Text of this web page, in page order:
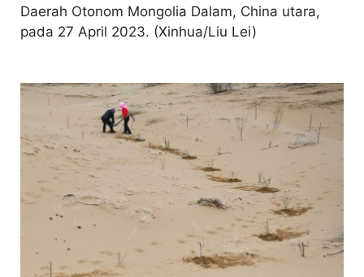
Daerah Otonom Mongolia Dalam, China utara,
pada 27 April 2023. (Xinhua/Liu Lei)